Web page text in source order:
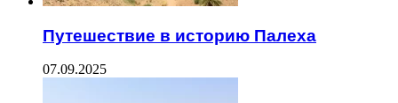
Путешествие в историю Палеха
07.09.2025